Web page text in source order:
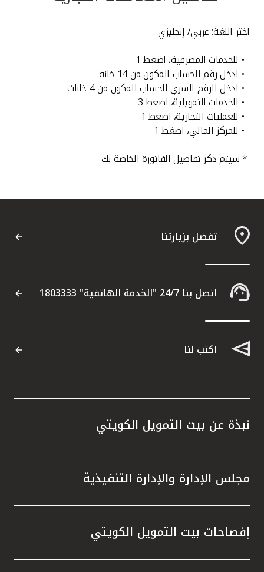
أدوات وخدمات
خدمات ما بعد البيع
اتصل بنا
مواقع الفروع وأجهزة الصرف الآلي
ألمانيا
ماليزيا
تركيا
مصر
اختر اللغة: عربي/ إنجليزي
• للخدمات المصرفية، اضغط 1
• ادخل رقم الحساب المكون من 14 خانة
• ادخل الرقم السري للحساب المكون من 4 خانات
• للخدمات التمويلية، اضغط 3
• للعمليات التجارية، اضغط 1
• للمركز المالي، اضغط 1
* سيتم ذكر تفاصيل الفاتورة الخاصة بك
تفضل بزيارتنا
اتصل بنا 24/7 "الخدمة الهاتفية" 1803333
اكتب لنا
نبذة عن بيت التمويل الكويتي
مجلس الإدارة والإدارة التنفيذية
إفصاحات بيت التمويل الكويتي